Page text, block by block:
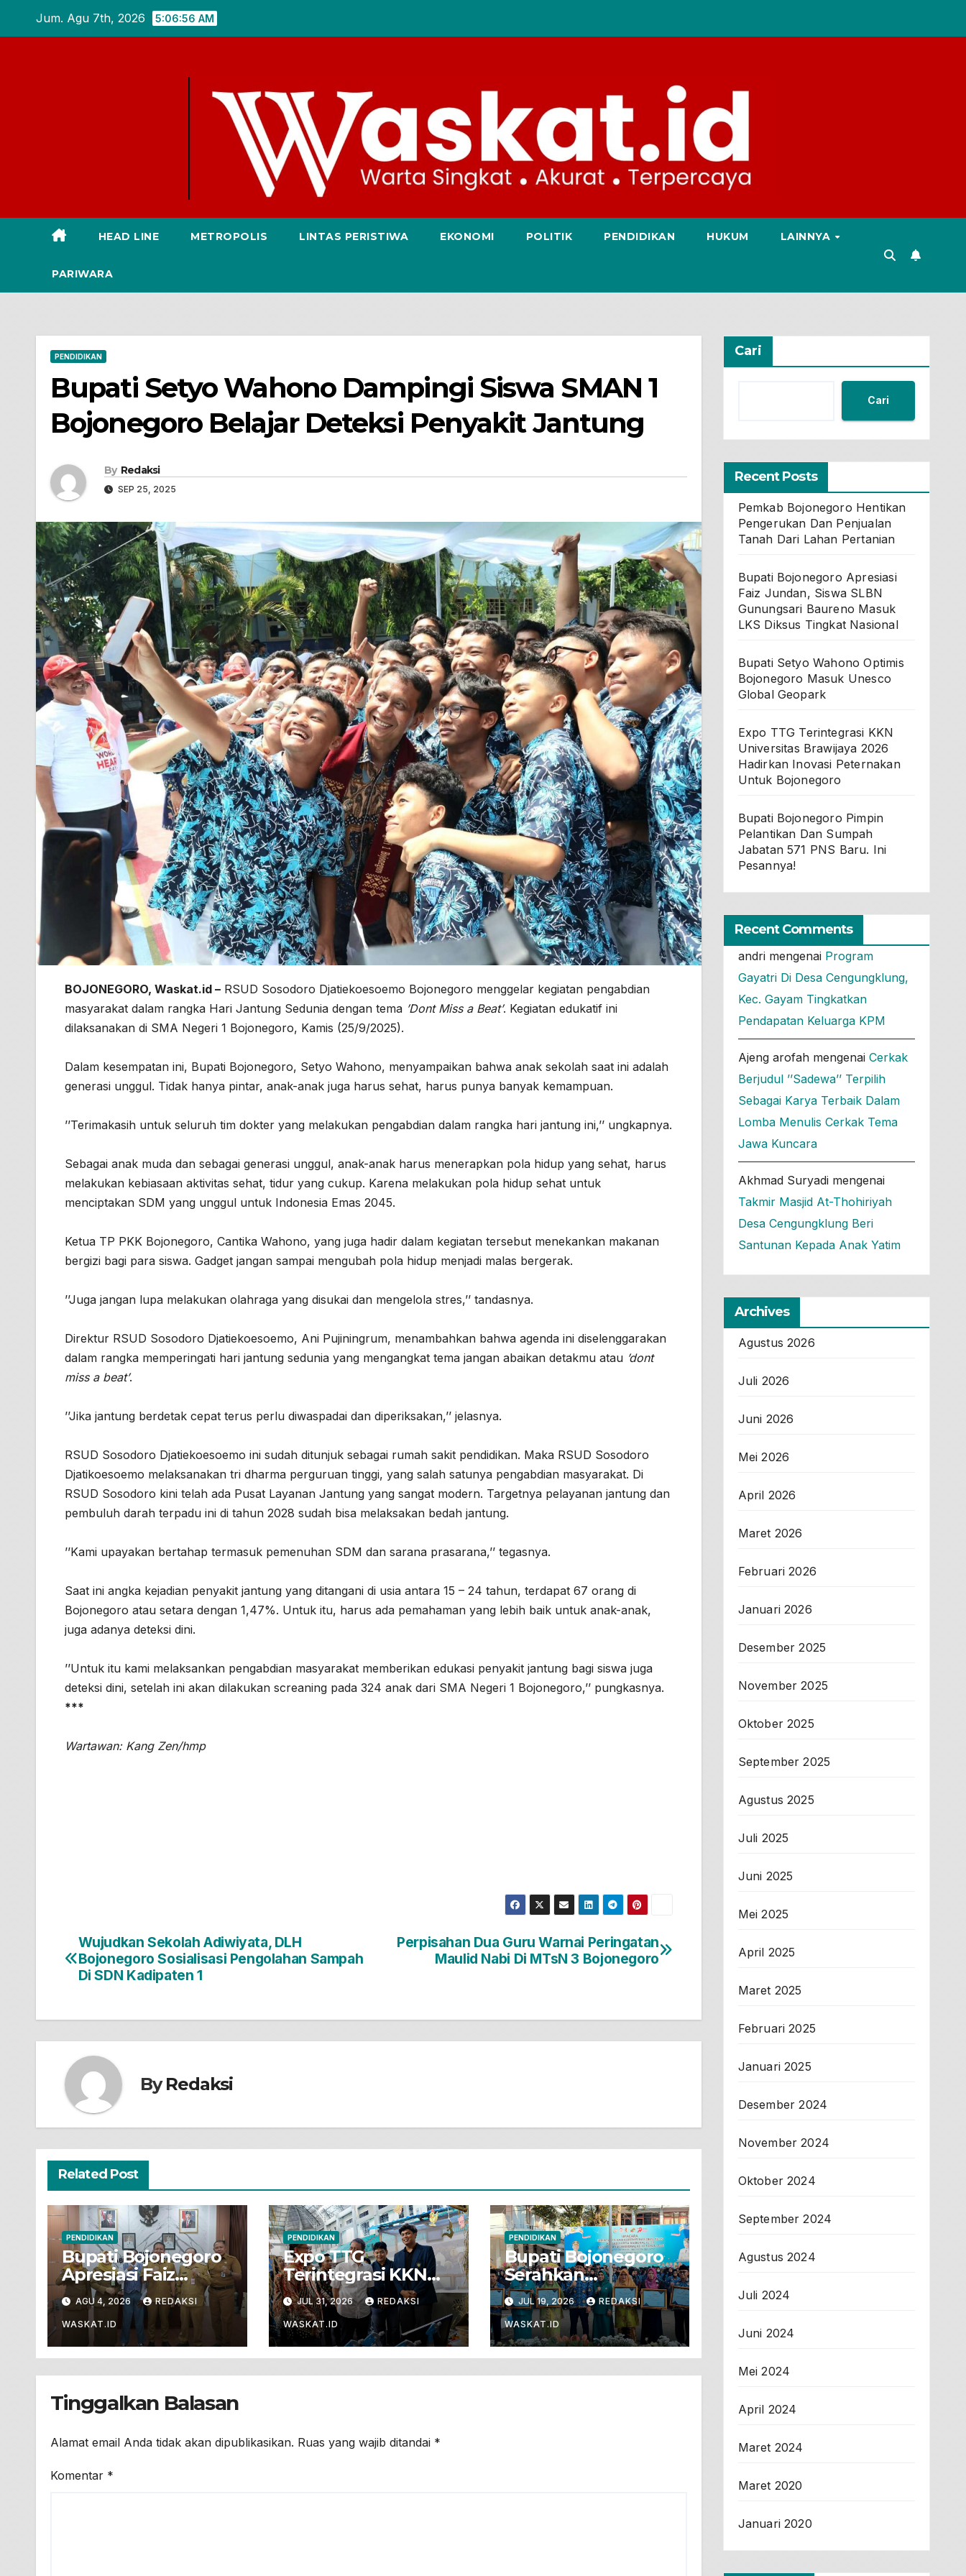
Jum. Agu 7th, 2026 5:06:57 AM
HEAD LINE METROPOLIS LINTAS PERISTIWA EKONOMI POLITIK PENDIDIKAN HUKUM LAINNYA
PARIWARA
PENDIDIKAN
Bupati Setyo Wahono Dampingi Siswa SMAN 1
Bojonegoro Belajar Deteksi Penyakit Jantung
By Redaksi
SEP 25, 2025
BOJONEGORO, Waskat.id – RSUD Sosodoro Djatiekoesoemo Bojonegoro menggelar kegiatan pengabdian
masyarakat dalam rangka Hari Jantung Sedunia dengan tema ’Dont Miss a Beat’. Kegiatan edukatif ini
dilaksanakan di SMA Negeri 1 Bojonegoro, Kamis (25/9/2025).
Dalam kesempatan ini, Bupati Bojonegoro, Setyo Wahono, menyampaikan bahwa anak sekolah saat ini adalah
generasi unggul. Tidak hanya pintar, anak-anak juga harus sehat, harus punya banyak kemampuan.
’’Terimakasih untuk seluruh tim dokter yang melakukan pengabdian dalam rangka hari jantung ini,’’ ungkapnya.
Sebagai anak muda dan sebagai generasi unggul, anak-anak harus menerapkan pola hidup yang sehat, harus
melakukan kebiasaan aktivitas sehat, tidur yang cukup. Karena melakukan pola hidup sehat untuk
menciptakan SDM yang unggul untuk Indonesia Emas 2045.
Ketua TP PKK Bojonegoro, Cantika Wahono, yang juga hadir dalam kegiatan tersebut menekankan makanan
bergizi bagi para siswa. Gadget jangan sampai mengubah pola hidup menjadi malas bergerak.
’’Juga jangan lupa melakukan olahraga yang disukai dan mengelola stres,’’ tandasnya.
Direktur RSUD Sosodoro Djatiekoesoemo, Ani Pujiningrum, menambahkan bahwa agenda ini diselenggarakan
dalam rangka memperingati hari jantung sedunia yang mengangkat tema jangan abaikan detakmu atau ’dont
miss a beat’.
’’Jika jantung berdetak cepat terus perlu diwaspadai dan diperiksakan,’’ jelasnya.
RSUD Sosodoro Djatiekoesoemo ini sudah ditunjuk sebagai rumah sakit pendidikan. Maka RSUD Sosodoro
Djatikoesoemo melaksanakan tri dharma perguruan tinggi, yang salah satunya pengabdian masyarakat. Di
RSUD Sosodoro kini telah ada Pusat Layanan Jantung yang sangat modern. Targetnya pelayanan jantung dan
pembuluh darah terpadu ini di tahun 2028 sudah bisa melaksakan bedah jantung.
’’Kami upayakan bertahap termasuk pemenuhan SDM dan sarana prasarana,’’ tegasnya.
Saat ini angka kejadian penyakit jantung yang ditangani di usia antara 15 – 24 tahun, terdapat 67 orang di
Bojonegoro atau setara dengan 1,47%. Untuk itu, harus ada pemahaman yang lebih baik untuk anak-anak,
juga adanya deteksi dini.
’’Untuk itu kami melaksankan pengabdian masyarakat memberikan edukasi penyakit jantung bagi siswa juga
deteksi dini, setelah ini akan dilakukan screaning pada 324 anak dari SMA Negeri 1 Bojonegoro,’’ pungkasnya.
***
Wartawan: Kang Zen/hmp
Navigasi
pos
Perpisahan Dua Guru Warnai Peringatan
Maulid Nabi Di MTsN 3 Bojonegoro
Wujudkan Sekolah Adiwiyata, DLH
Bojonegoro Sosialisasi Pengolahan Sampah
Di SDN Kadipaten 1
ByRedaksi
Related Post
PENDIDIKAN
Bupati Bojonegoro
Apresiasi Faiz
Jundan, Siswa SLBN
Gunungsari
Baureno Masuk LKS
Diksus Tingkat
Nasional
AGU 4, 2026 REDAKSI
WASKAT.ID
PENDIDIKAN
Expo TTG
Terintegrasi KKN
Universitas
Brawijaya 2026
Hadirkan Inovasi
Peternakan Untuk
Bojonegoro
JUL 31, 2026 REDAKSI
WASKAT.ID
PENDIDIKAN
Bupati Bojonegoro
Serahkan
Penghargaan
Sekolah Ramah
Anak
JUL 19, 2026 REDAKSI
WASKAT.ID
Tinggalkan Balasan
Alamat email Anda tidak akan dipublikasikan. Ruas yang wajib ditandai *
Komentar *
Cari
Cari
Recent Posts
Pemkab Bojonegoro Hentikan
Pengerukan Dan Penjualan
Tanah Dari Lahan Pertanian
Bupati Bojonegoro Apresiasi
Faiz Jundan, Siswa SLBN
Gunungsari Baureno Masuk
LKS Diksus Tingkat Nasional
Bupati Setyo Wahono Optimis
Bojonegoro Masuk Unesco
Global Geopark
Expo TTG Terintegrasi KKN
Universitas Brawijaya 2026
Hadirkan Inovasi Peternakan
Untuk Bojonegoro
Bupati Bojonegoro Pimpin
Pelantikan Dan Sumpah
Jabatan 571 PNS Baru. Ini
Pesannya!
Recent Comments
andrimengenai Program
Gayatri Di Desa Cengungklung,
Kec. Gayam Tingkatkan
Pendapatan Keluarga KPM
Ajeng arofahmengenai Cerkak
Berjudul ’’Sadewa’’ Terpilih
Sebagai Karya Terbaik Dalam
Lomba Menulis Cerkak Tema
Jawa Kuncara
Akhmad Suryadimengenai
Takmir Masjid At-Thohiriyah
Desa Cengungklung Beri
Santunan Kepada Anak Yatim
Archives
Agustus 2026
Juli 2026
Juni 2026
Mei 2026
April 2026
Maret 2026
Februari 2026
Januari 2026
Desember 2025
November 2025
Oktober 2025
September 2025
Agustus 2025
Juli 2025
Juni 2025
Mei 2025
April 2025
Maret 2025
Februari 2025
Januari 2025
Desember 2024
November 2024
Oktober 2024
September 2024
Agustus 2024
Juli 2024
Juni 2024
Mei 2024
April 2024
Maret 2024
Maret 2020
Januari 2020